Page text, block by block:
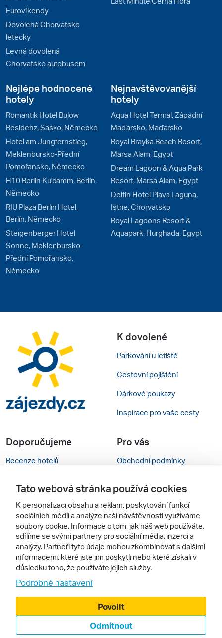
Eurovíkendy
Dovolená Chorvatsko
letecky
Levná dovolená
Chorvatsko autobusem
Nejlépe hodnocené
hotely
Romantik Hotel Bülow
Residenz, Sasko, Německo
Hotel am Jungfernstieg,
Meklenbursko-Přední
Pomořansko, Německo
H10 Berlin Ku'damm, Berlín,
Německo
RIU Plaza Berlin Hotel,
Berlín, Německo
Steigenberger Hotel
Sonne, Meklenbursko-
Přední Pomořansko,
Německo
Nejnavštěvovanější
hotely
Aqua Hotel Termal, Západní
Maďarsko, Maďarsko
Royal Brayka Beach Resort,
Marsa Alam, Egypt
Dream Lagoon & Aqua Park
Resort, Marsa Alam, Egypt
Delfin Hotel Plava Laguna,
Istrie, Chorvatsko
Royal Lagoons Resort &
Aquapark, Hurghada, Egypt
K dovolené
Parkování u letiště
Cestovní pojištění
Dárkové poukazy
Inspirace pro vaše cesty
Doporučujeme
Recenze hotelů
Zájazdy.sk
Pro vás
Obchodní podmínky
Verze webu pro PC
Sledujte nás
© 2000 - 2026, Zájezdy.cz
Tato webová stránka používá cookies
K personalizaci obsahu a reklam, poskytování funkcí
sociálních médií a analýze naší návštěvnosti využíváme
soubory cookie. Informace o tom, jak náš web používáte,
sdílíme se svými partnery pro sociální média, inzerci a
analýzy. Partneři tyto údaje mohou zkombinovat s dalšími
informacemi, které jste jim poskytli nebo které získali v
důsledku toho, že používáte jejich služby.
Podrobné nastavení
Odmítnout
Povolit